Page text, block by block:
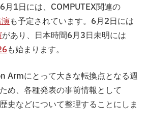
月1日には、COMPUTEX関連の
も予定されています。6月2日には
があり、日本時間6月3日未明には
も始まります。
Armにとって大きな転換点となる週
め、各種発表の事前情報として
史などについて整理することにしま